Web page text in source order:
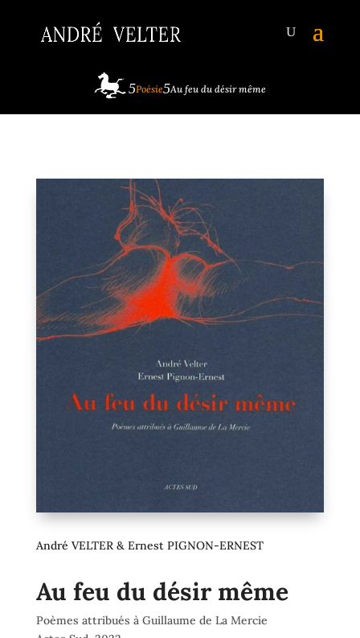
Poésie Au feu du désir même
André VELTER & Ernest PIGNON-ERNEST
Au feu du désir même
Poèmes attribués à Guillaume de La Mercie